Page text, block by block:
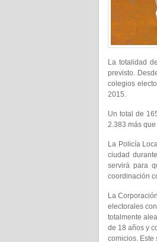
La totalidad
previsto.
colegios
2015.
Un total de
2.383 más
La Policía
ciudad
servirá para
coordinación
La
electorales
totalmente
de 18 años y
comicios. Este